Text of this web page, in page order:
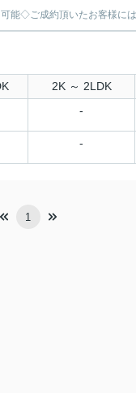
能◇ご成約頂いたお客様に
2K ～ 2LDK
-
-
1